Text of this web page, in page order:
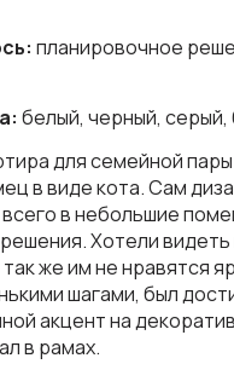
планировочное
белый, черный,
для семейной
в виде кота. Сам
в небольшие
Хотели
же им не нравятся
шагами, был
акцент на
в рамах.